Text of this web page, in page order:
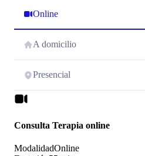
Online
A domicilio
Presencial
Consulta Terapia online
ModalidadOnline